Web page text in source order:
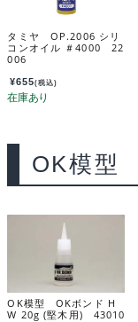
タミヤ OP.2006 シリ
コンオイル ＃4000 22
006
¥655(税込)
OK模型
OK模型 OKボンド H
W 20g (堅木用) 43010